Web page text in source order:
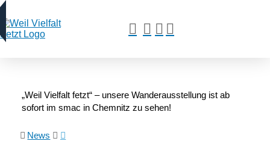
„Weil Vielfalt fetzt“ – unsere Wanderausstellung ist ab
sofort im smac in Chemnitz zu sehen!
News